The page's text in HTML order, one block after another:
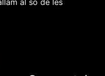
al so de les